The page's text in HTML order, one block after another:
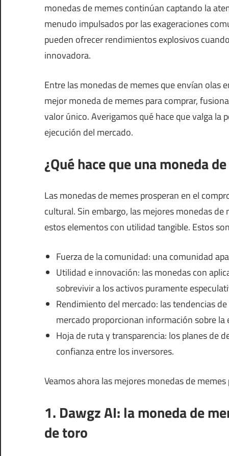
monedas de memes continúan captando la
menudo impulsados ​​por las exageraciones
pueden ofrecer rendimientos explosivos
innovadora.
Entre las monedas de memes que envían olas
mejor moneda de memes para comprar,
valor único. Averigamos qué hace que valga la
ejecución del mercado.
¿Qué hace que una moneda
Las monedas de memes prosperan en el
cultural. Sin embargo, las mejores monedas
estos elementos con utilidad tangible. Estos
Fuerza de la comunidad: una comunidad
Utilidad e innovación: las monedas con
sobrevivir a los activos puramente
Rendimiento del mercado: las tendencias
mercado proporcionan información sobre
Hoja de ruta y transparencia: los planes de
confianza entre los inversores.
Veamos ahora las mejores monedas de
1. Dawgz AI: la moneda de
de toro